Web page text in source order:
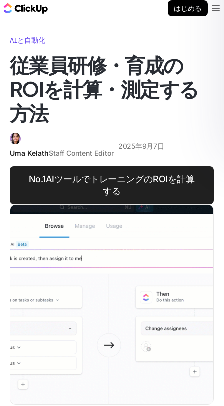
はじめる
AIと自動化
従業員研修・育成の
ROIを計算・測定する
方法
Uma KelathStaff Content Editor
2025年9月7日
No.1AIツールでトレーニングのROIを計算
する